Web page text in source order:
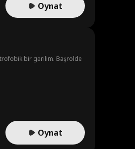
Oynat
bir gerilim. Başrolde
Oynat